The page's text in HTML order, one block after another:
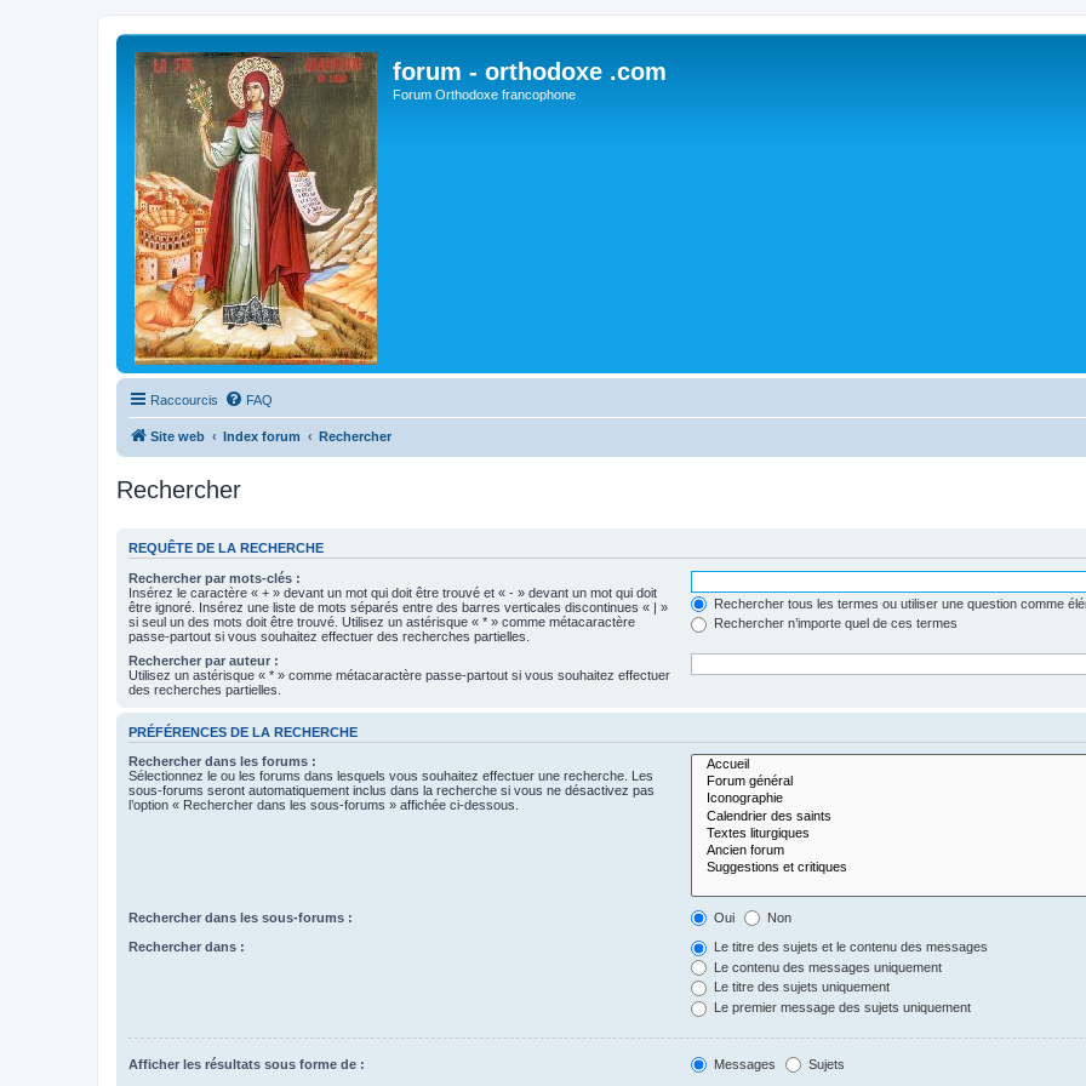
forum - orthodoxe .com
Forum Orthodoxe francophone
Raccourcis FAQ
Site web Index forum Rechercher
Rechercher
REQUÊTE DE LA RECHERCHE
Rechercher par mots-clés :
Insérez le caractère « + » devant un mot qui doit être trouvé et « - » devant un mot qui doit
être ignoré. Insérez une liste de mots séparés entre des barres verticales discontinues « | »
si seul un des mots doit être trouvé. Utilisez un astérisque « * » comme métacaractère
passe-partout si vous souhaitez effectuer des recherches partielles.
Rechercher tous les termes ou utiliser une question comme
Rechercher n’importe quel de ces termes
Rechercher par auteur :
Utilisez un astérisque « * » comme métacaractère passe-partout si vous souhaitez effectuer
des recherches partielles.
PRÉFÉRENCES DE LA RECHERCHE
Rechercher dans les forums :
Sélectionnez le ou les forums dans lesquels vous souhaitez effectuer une recherche. Les
sous-forums seront automatiquement inclus dans la recherche si vous ne désactivez pas
l’option « Rechercher dans les sous-forums » affichée ci-dessous.
Rechercher dans les sous-forums : Oui Non
Rechercher dans :
Le titre des sujets et le contenu des messages
Le contenu des messages uniquement
Le titre des sujets uniquement
Le premier message des sujets uniquement
Afficher les résultats sous forme de : Messages Sujets